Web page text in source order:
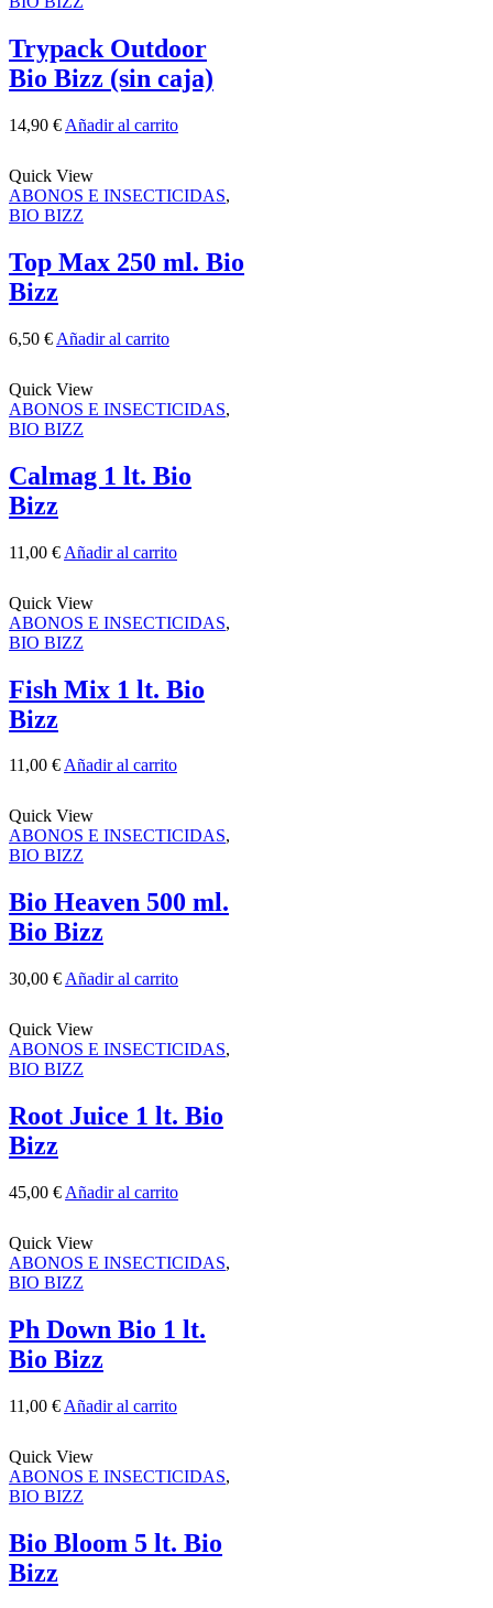
Trypack Outdoor
Bio Bizz (sin caja)
14,90 € Añadir al carrito
Quick View
ABONOS E INSECTICIDAS,
BIO BIZZ
Top Max 250 ml. Bio
Bizz
6,50 € Añadir al carrito
Quick View
ABONOS E INSECTICIDAS,
BIO BIZZ
Calmag 1 lt. Bio
Bizz
11,00 € Añadir al carrito
Quick View
ABONOS E INSECTICIDAS,
BIO BIZZ
Fish Mix 1 lt. Bio
Bizz
11,00 €Añadir al carrito
Quick View
ABONOS E INSECTICIDAS,
BIO BIZZ
Bio Heaven 500 ml.
Bio Bizz
30,00 € Añadir al carrito
Quick View
ABONOS E INSECTICIDAS,
BIO BIZZ
Root Juice 1 lt. Bio
Bizz
45,00 € Añadir al carrito
Quick View
ABONOS E INSECTICIDAS,
BIO BIZZ
Ph Down Bio 1 lt.
Bio Bizz
11,00 € Añadir al carrito
Quick View
ABONOS E INSECTICIDAS,
BIO BIZZ
Bio Bloom 5 lt. Bio
Bizz